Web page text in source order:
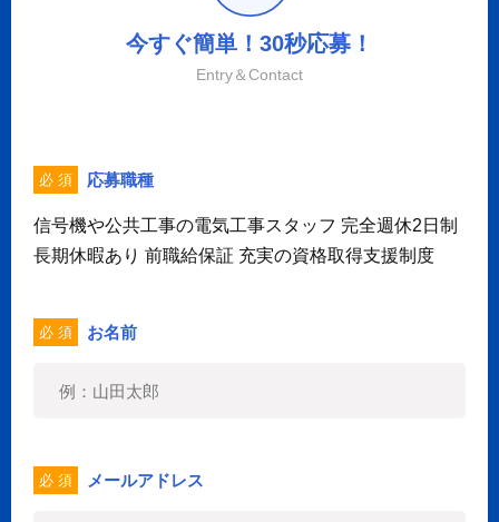
今すぐ簡単！30秒応募！
Entry＆Contact
必 須 応募職種
信号機や公共工事の電気工事スタッフ 完全週休2日制
長期休暇あり 前職給保証 充実の資格取得支援制度
必 須 お名前
必 須 メールアドレス